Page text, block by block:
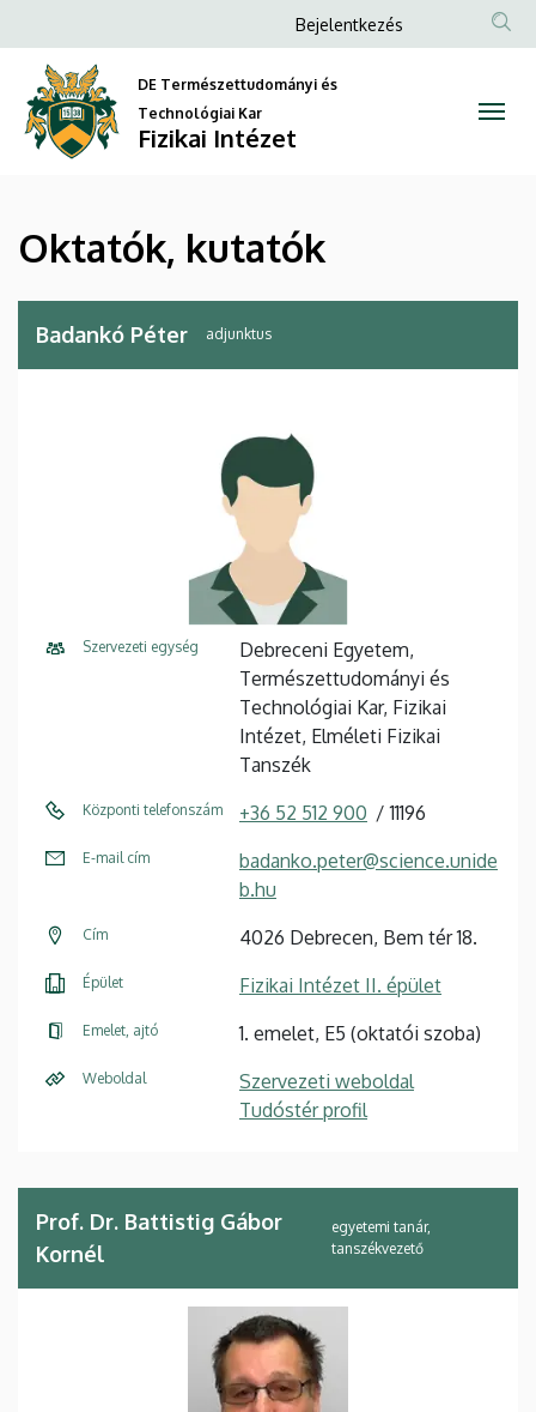
kutatók
Fizikai
Intézet
a
tartalomra
Anonim
fiók
menüje
Bejelentkezés
DE Természettudományi és
Technológiai Kar
Fizikai Intézet
Oktatók, kutatók
Badankó Péter adjunktus
Szervezeti egység
Debreceni Egyetem,
Természettudományi és
Technológiai Kar, Fizikai
Intézet, Elméleti Fizikai
Tanszék
Központi telefonszám +36 52 512 900 11196
E-mail cím
badanko.peter@science.unide
b.hu
Cím 4026 Debrecen, Bem tér 18.
Épület Fizikai Intézet II. épület
Emelet, ajtó 1. emelet, E5 (oktatói szoba)
Weboldal
Szervezeti weboldal
Tudóstér profil
Prof. Dr. Battistig Gábor
Kornél
egyetemi tanár,
tanszékvezető